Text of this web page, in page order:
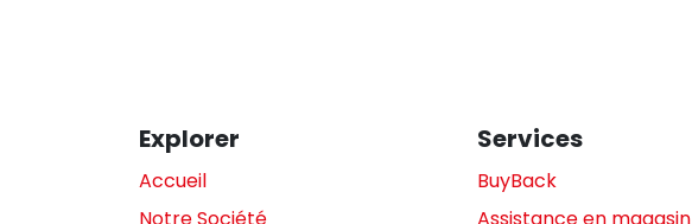
Explorer
Accueil
Services
BuyBack